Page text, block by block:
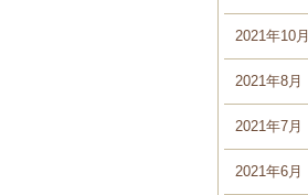
2021年10月
2021年8月
2021年7月
2021年6月